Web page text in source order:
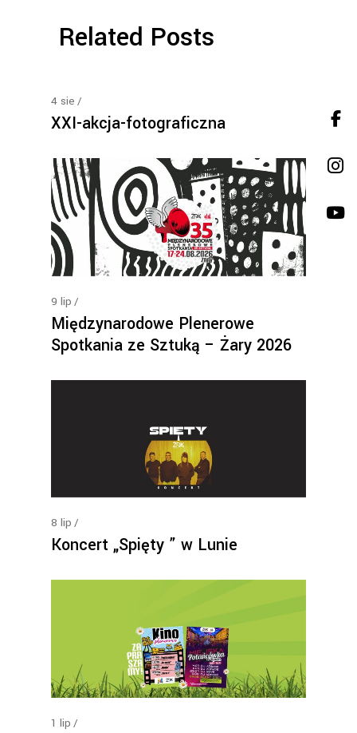
Related Posts
4 sie
XXI-akcja-fotograficzna
9 lip
Międzynarodowe Plenerowe
Spotkania ze Sztuką – Żary 2026
8 lip
Koncert „Spięty ” w Lunie
1 lip